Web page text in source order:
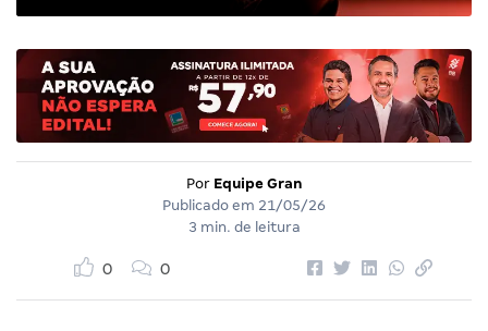
Por Equipe Gran
Publicado em 21/05/26
3 min. de leitura
0 0